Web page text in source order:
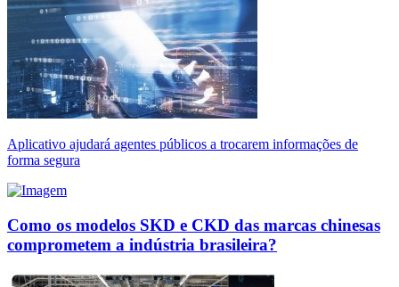
Aplicativo ajudará agentes públicos a trocarem informações de
forma segura
Como os modelos SKD e CKD das marcas chinesas
comprometem a indústria brasileira?